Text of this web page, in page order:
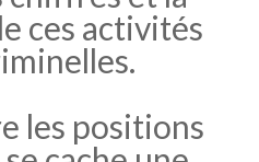
ces activités
les positions